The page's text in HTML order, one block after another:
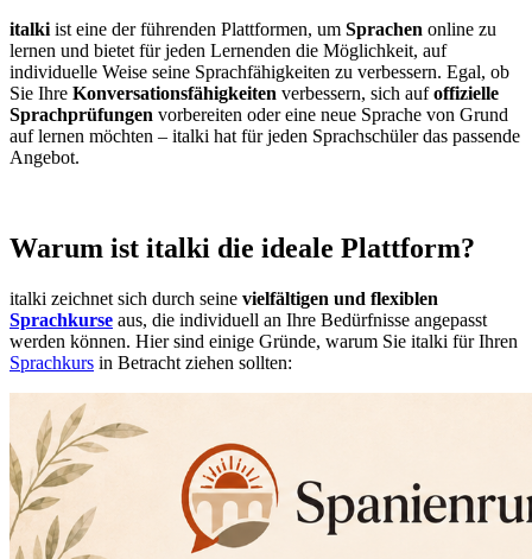
italki ist eine der führenden Plattformen, um Sprachen online zu
lernen und bietet für jeden Lernenden die Möglichkeit, auf
individuelle Weise seine Sprachfähigkeiten zu verbessern. Egal, ob
Sie Ihre Konversationsfähigkeiten verbessern, sich aufoffizielle
Sprachprüfungen vorbereiten oder eine neue Sprache von Grund
auf lernen möchten – italki hat für jeden Sprachschüler das passende
Angebot.
Warum ist italki die ideale Plattform?
italki zeichnet sich durch seine vielfältigen und flexiblen
Sprachkurse aus, die individuell an Ihre Bedürfnisse angepasst
werden können. Hier sind einige Gründe, warum Sie italki für Ihren
Sprachkurs in Betracht ziehen sollten: